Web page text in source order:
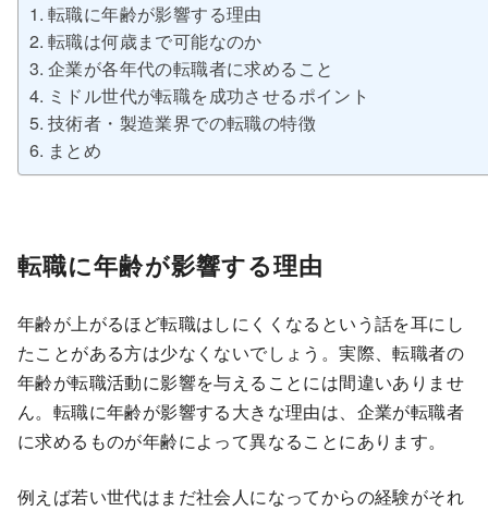
転職に年齢が影響する理由
転職は何歳まで可能なのか
企業が各年代の転職者に求めること
ミドル世代が転職を成功させるポイント
技術者・製造業界での転職の特徴
まとめ
転職に年齢が影響する理由
年齢が上がるほど転職はしにくくなるという話を耳にし
たことがある方は少なくないでしょう。実際、転職者の
年齢が転職活動に影響を与えることには間違いありませ
ん。転職に年齢が影響する大きな理由は、企業が転職者
に求めるものが年齢によって異なることにあります。
例えば若い世代はまだ社会人になってからの経験がそれ